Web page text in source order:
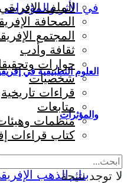
العلوم التطبيقية في
والمؤثرات
الملف الإفريقي
الصحافة
المجتمع
ثقافة وأدب
حوارات
شخصيات
قراءات تاريخية
متابعات
منظمات
كتاب قراءات
لا توجد نتيجة